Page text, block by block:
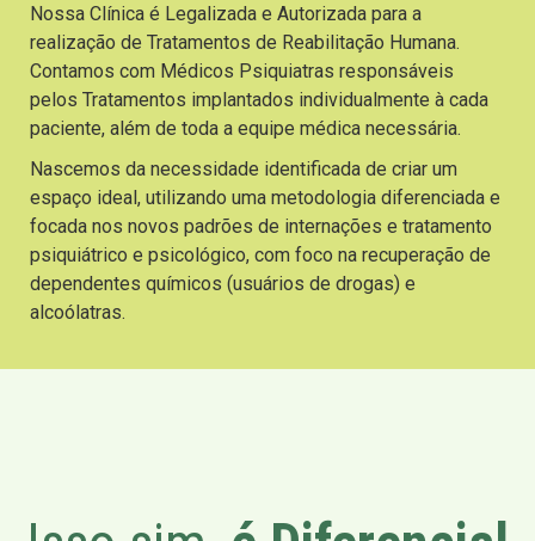
Nossa Clínica é Legalizada e Autorizada para a
realização de Tratamentos de Reabilitação Humana.
Contamos com Médicos Psiquiatras responsáveis
pelos Tratamentos implantados individualmente à cada
paciente, além de toda a equipe médica necessária.
Nascemos da necessidade identificada de criar um
espaço ideal, utilizando uma metodologia diferenciada e
focada nos novos padrões de internações e tratamento
psiquiátrico e psicológico, com foco na recuperação de
dependentes químicos (usuários de drogas) e
alcoólatras.